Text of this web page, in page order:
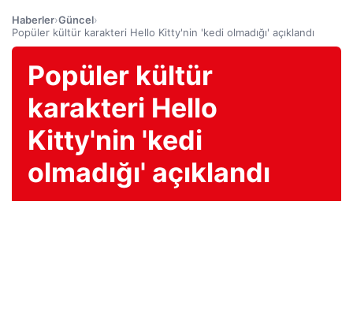
Haberler›Güncel›
Popüler kültür karakteri Hello Kitty'nin 'kedi olmadığı' açıklandı
Popüler kültür
karakteri Hello
Kitty'nin 'kedi
olmadığı' açıklandı